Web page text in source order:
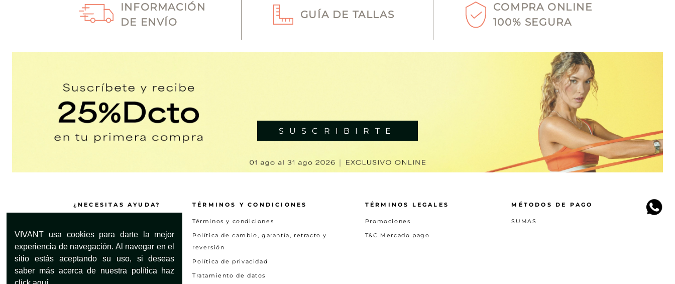
VIVANT usa cookies para darte la mejor
experiencia de navegación. Al navegar en el
sitio estás aceptando su uso, si deseas
saber más acerca de nuestra política haz
INFORMACIÓN
DE ENVÍO
GUÍA DE TALLAS
COMPRA ONLINE
100% SEGURA
SUSCRIBIRTE
¿NECESITAS AYUDA?
Encuentra tu tienda
Preguntas frecuentes
Otras solicitudes
TÉRMINOS Y CONDICIONES
Términos y condiciones
Política de cambio, garantía, retracto y
reversión
Política de privacidad
Tratamiento de datos
TÉRMINOS LEGALES
Promociones
T&C Mercado pago
MÉTODOS DE PAGO
SUMAS